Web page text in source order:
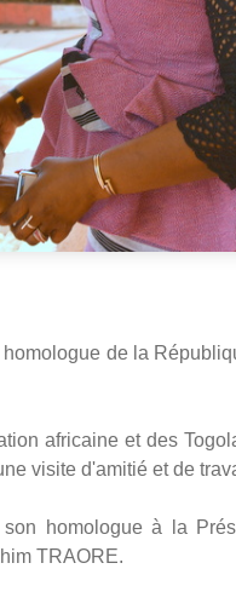
de la
africaine et des
visite d'amitié et de
homologue à la
TRAORE.